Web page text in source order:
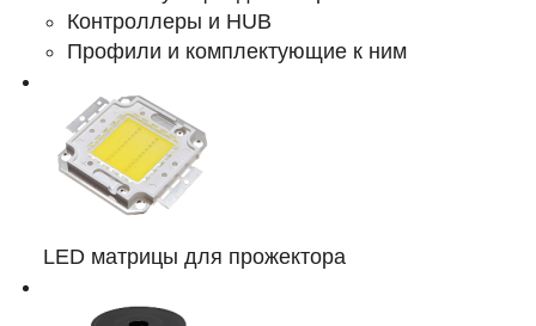
Контроллеры и HUB
Профили и комплектующие к ним
LED матрицы для прожектора